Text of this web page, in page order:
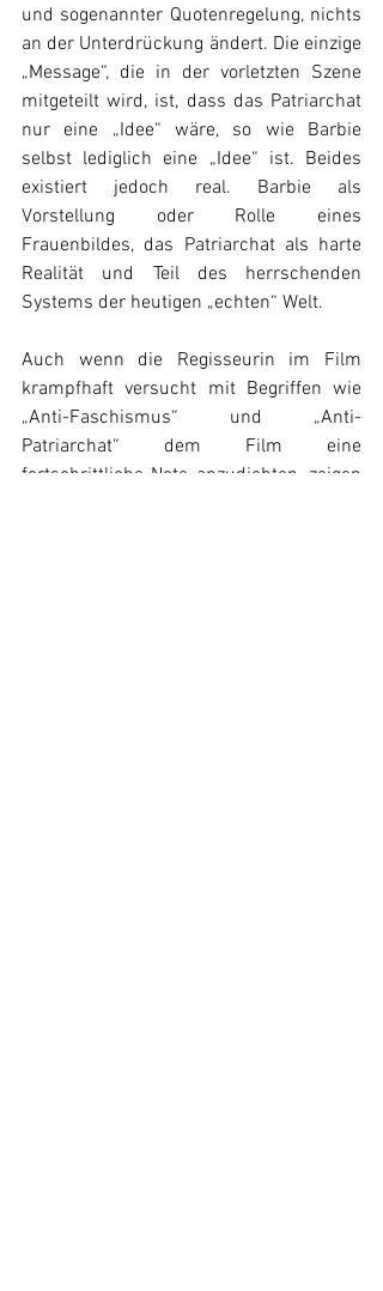
und sogenannter Quotenregelung, nichts
an der Unterdrückung ändert. Die einzige
„Message“, die in der vorletzten Szene
mitgeteilt wird, ist, dass das Patriarchat
nur eine „Idee“ wäre, so wie Barbie
selbst lediglich eine „Idee“ ist. Beides
existiert jedoch real. Barbie als
Vorstellung oder Rolle eines
Frauenbildes, das Patriarchat als harte
Realität und Teil des herrschenden
Systems der heutigen „echten“ Welt.
Auch wenn die Regisseurin im Film
krampfhaft versucht mit Begriffen wie
„Anti-Faschismus“ und „Anti-
Patriarchat“ dem Film eine
fortschrittliche Note anzudichten, zeigen